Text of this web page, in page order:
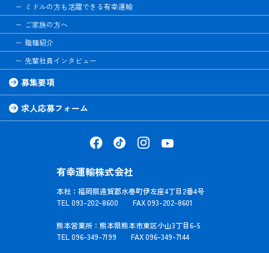
ミドルの方も活躍できる有幸運輸
ご家族の方へ
職種紹介
先輩社員インタビュー
募集要項
求人応募フォーム
有幸運輸株式会社
本社：福岡県遠賀郡水巻町伊左座4丁目2番4号
TEL 093-202-8600 FAX 093-202-8601
熊本営業所：熊本県熊本市東区小山3丁目6-5
TEL 096-349-7199 FAX 096-349-7144